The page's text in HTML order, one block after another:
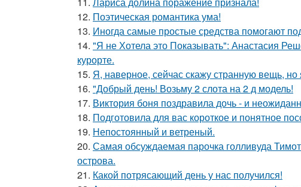
12. Поэтическая романтика ума!
13. Иногда самые простые средства помогают
14. "Я не Хотела это Показывать": Анастасия
курорте.
15. Я, наверное, сейчас скажу странную вещь, но
16. "Добрый день! Возьму 2 слота на 2 д модель!
17. Виктория боня поздравила дочь - и
18. Подготовила для вас короткое и понятное
19. Непостоянный и ветреный.
20. Самая обсуждаемая парочка голливуда
острова.
21. Какой потрясающий день у нас получился!